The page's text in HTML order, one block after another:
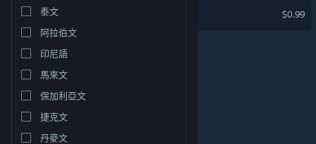
取得 Steam 行動應用程式
檢視電腦版網頁
泰文
阿拉伯文
印尼語
馬來文
保加利亞文
捷克文
丹麥文
$0.99